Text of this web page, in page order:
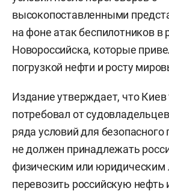
высокопоставленными
на фоне атак беспилотников в
Новороссийска, которые
погрузкой нефти и росту
Издание утверждает, что
потребовал от
ряда условий для безопасного
не должен принадлежать
физическим или юридическим
перевозить российскую нефть